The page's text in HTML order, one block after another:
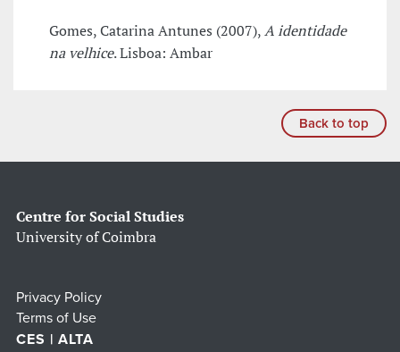
Gomes, Catarina Antunes (2007),A identidade
na velhice. Lisboa: Ambar
Back to top
Centre for Social Studies
University of Coimbra
Privacy Policy
Terms of Use
CES | ALTA